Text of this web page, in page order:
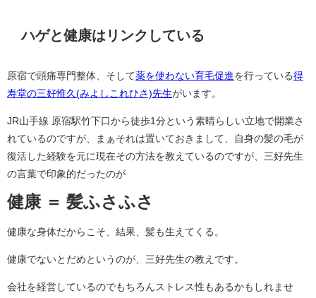
ハゲと健康はリンクしている
原宿で頭痛専門整体、そして薬を使わない育毛促進を行っている得
寿堂の三好惟久(みよしこれひさ)先生がいます。
JR山手線 原宿駅竹下口から徒歩1分という素晴らしい立地で開業さ
れているのですが、まぁそれは置いておきまして、自身の髪の毛が
復活した経験を元に現在その方法を教えているのですが、三好先生
の言葉で印象的だったのが
健康 ＝ 髪ふさふさ
健康な身体だからこそ、結果、髪も生えてくる。
健康でないとだめというのが、三好先生の教えです。
会社を経営しているのでもちろんストレス性もあるかもしれませ